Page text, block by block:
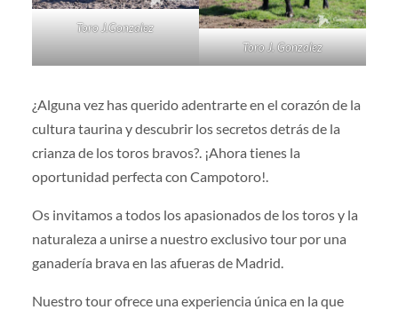
Toro J.Gonzalez
Toro J. Gonzalez
¿Alguna vez has querido adentrarte en el corazón de la
cultura taurina y descubrir los secretos detrás de la
crianza de los toros bravos?. ¡Ahora tienes la
oportunidad perfecta con Campotoro!.
Os invitamos a todos los apasionados de los toros y la
naturaleza a unirse a nuestro exclusivo tour por una
ganadería brava en las afueras de Madrid.
Nuestro tour ofrece una experiencia única en la que